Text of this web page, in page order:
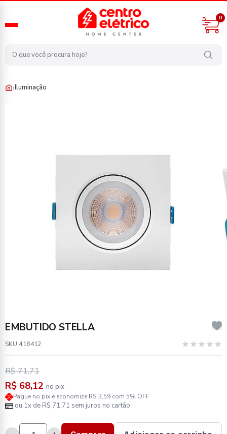
0
›Iluminação
EMBUTIDO STELLA
SKU 418412
R$ 71,71
R$ 68,12 no pix
Pague no pix e economize R$ 3,59 com 5% OFF
ou 1x de R$ 71,71 sem juros no cartão